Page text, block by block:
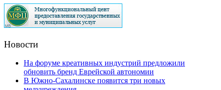
Новости
На форуме креативных индустрий предложили
обновить бренд Еврейской автономии
В Южно-Сахалинске появится три новых